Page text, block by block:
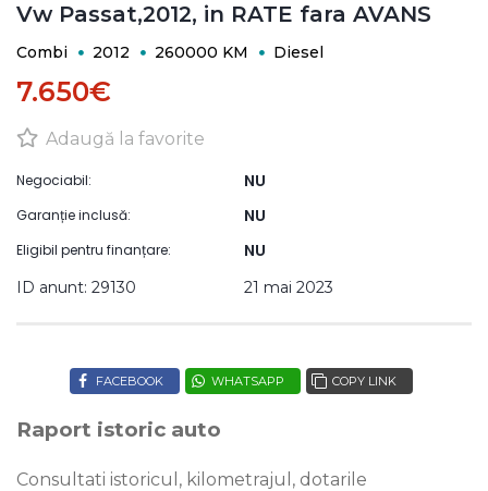
Vw Passat,2012, in RATE fara AVANS
Combi 2012 260000 KM Diesel
7.650€
Adaugă la favorite
Negociabil: NU
Garanție inclusă: NU
Eligibil pentru finanțare: NU
ID anunt: 29130 21 mai 2023
FACEBOOK WHATSAPP COPY LINK
Raport istoric auto
Consultati istoricul, kilometrajul, dotarile